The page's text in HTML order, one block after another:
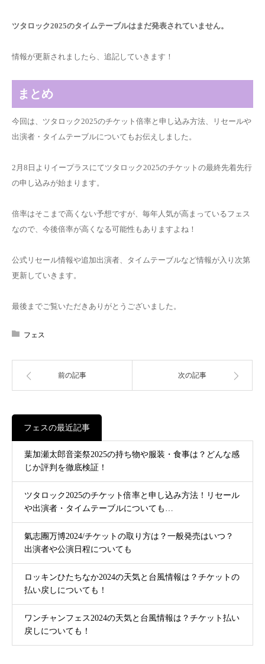
ツタロック2025のタイムテーブルはまだ発表されていません。
情報が更新されましたら、追記していきます！
まとめ
今回は、ツタロック2025のチケット倍率と申し込み方法、リセールや
出演者・タイムテーブルについてもお伝えしました。
2月8日よりイープラスにてツタロック2025のチケットの最終先着先行
の申し込みが始まります。
倍率はそこまで高くない予想ですが、毎年人気が高まっているフェス
なので、今後倍率が高くなる可能性もありますよね！
公式リセール情報や追加出演者、タイムテーブルなど情報が入り次第
更新していきます。
最後までご覧いただきありがとうございました。
フェス
前の記事 次の記事
フェスの最近記事
葉加瀬太郎音楽祭2025の持ち物や服装・食事は？どんな感
じか評判を徹底検証！
ツタロック2025のチケット倍率と申し込み方法！リセール
や出演者・タイムテーブルについても…
氣志團万博2024/チケットの取り方は？一般発売はいつ？
出演者や公演日程についても
ロッキンひたちなか2024の天気と台風情報は？チケットの
払い戻しについても！
ワンチャンフェス2024の天気と台風情報は？チケット払い
戻しについても！